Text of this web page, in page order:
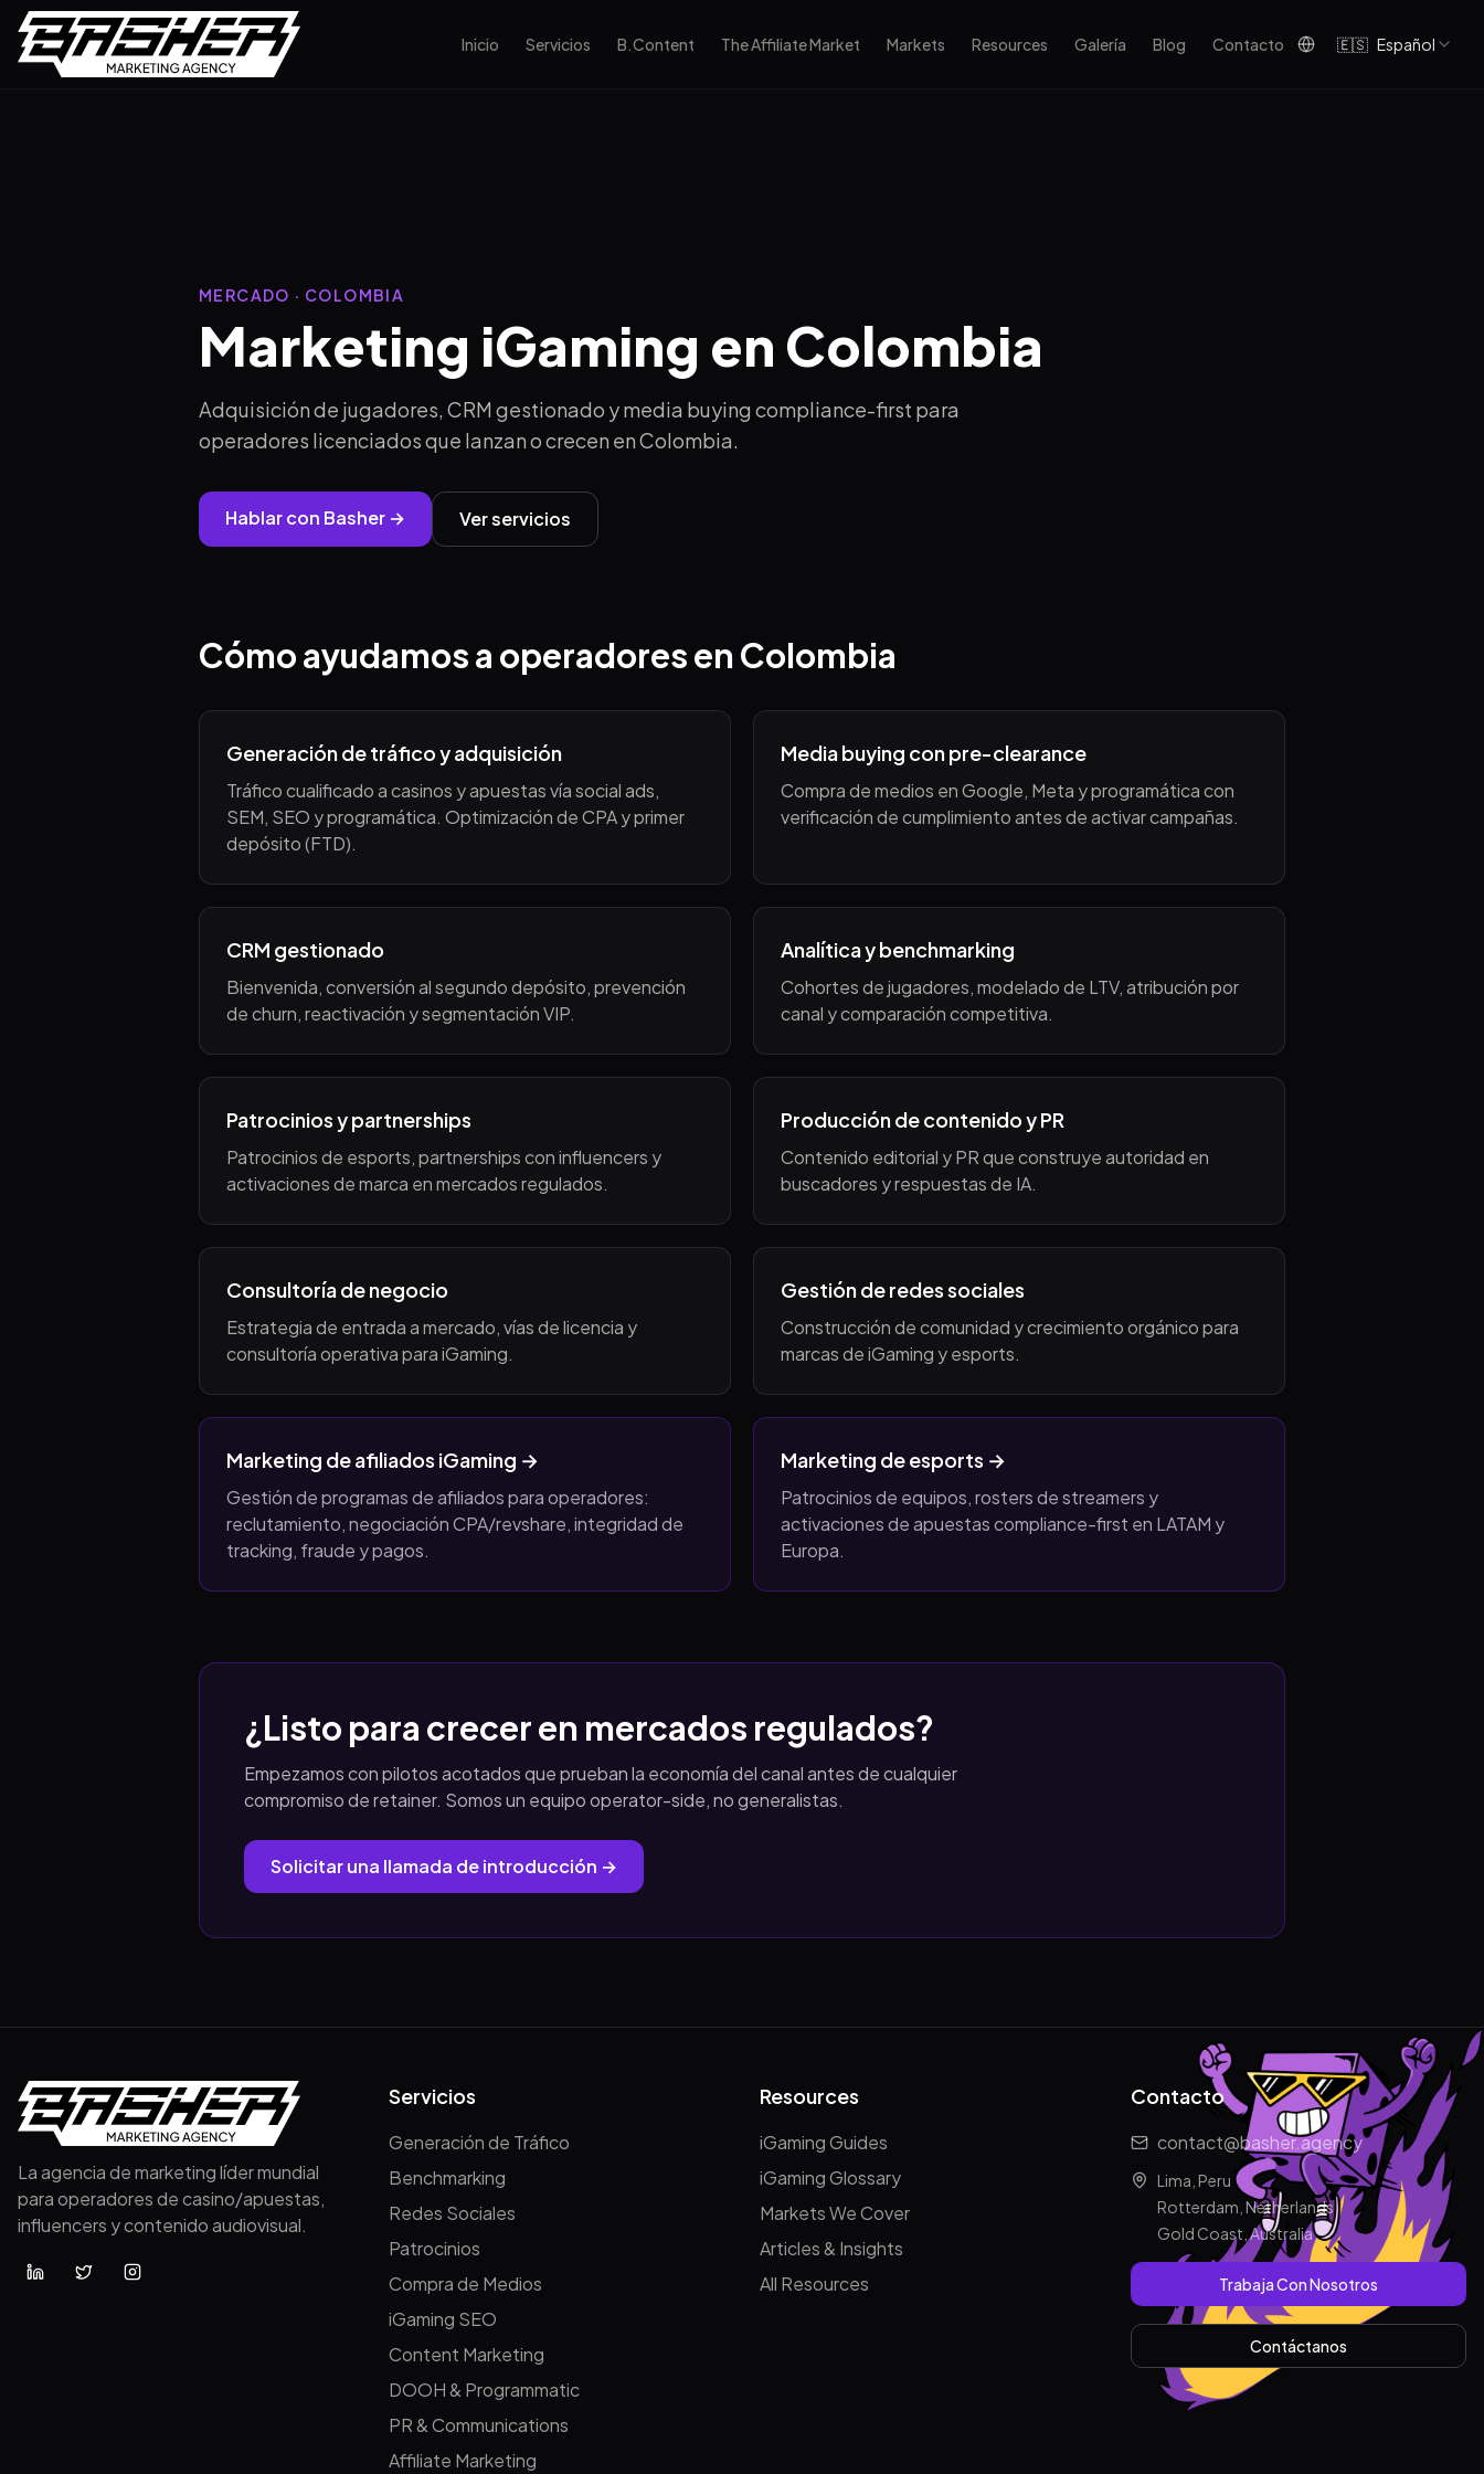
Inicio Servicios B.Content The Affiliate Market Markets Resources Galería Blog Contacto 🇪🇸 Español
MERCADO · COLOMBIA
Marketing iGaming en Colombia
Adquisición de jugadores, CRM gestionado y media buying compliance-first para
operadores licenciados que lanzan o crecen en Colombia.
Hablar con Basher → Ver servicios
Cómo ayudamos a operadores en Colombia
Generación de tráfico y adquisición
Tráfico cualificado a casinos y apuestas vía social ads,
SEM, SEO y programática. Optimización de CPA y primer
depósito (FTD).
Media buying con pre-clearance
Compra de medios en Google, Meta y programática con
verificación de cumplimiento antes de activar campañas.
CRM gestionado
Bienvenida, conversión al segundo depósito, prevención
de churn, reactivación y segmentación VIP.
Analítica y benchmarking
Cohortes de jugadores, modelado de LTV, atribución por
canal y comparación competitiva.
Patrocinios y partnerships
Patrocinios de esports, partnerships con influencers y
activaciones de marca en mercados regulados.
Producción de contenido y PR
Contenido editorial y PR que construye autoridad en
buscadores y respuestas de IA.
Consultoría de negocio
Estrategia de entrada a mercado, vías de licencia y
consultoría operativa para iGaming.
Gestión de redes sociales
Construcción de comunidad y crecimiento orgánico para
marcas de iGaming y esports.
Marketing de afiliados iGaming →
Gestión de programas de afiliados para operadores:
reclutamiento, negociación CPA/revshare, integridad de
tracking, fraude y pagos.
Marketing de esports →
Patrocinios de equipos, rosters de streamers y
activaciones de apuestas compliance-first en LATAM y
Europa.
¿Listo para crecer en mercados regulados?
Empezamos con pilotos acotados que prueban la economía del canal antes de cualquier
compromiso de retainer. Somos un equipo operator-side, no generalistas.
Solicitar una llamada de introducción →
La agencia de marketing líder mundial
para operadores de casino/apuestas,
influencers y contenido audiovisual.
Servicios
Generación de Tráfico
Benchmarking
Redes Sociales
Patrocinios
Compra de Medios
iGaming SEO
Content Marketing
DOOH & Programmatic
PR & Communications
Affiliate Marketing
Resources
iGaming Guides
iGaming Glossary
Markets We Cover
Articles & Insights
All Resources
Contacto
contact@basher.agency
Lima, Peru
Rotterdam, Netherlands
Gold Coast, Australia
Trabaja Con Nosotros
Contáctanos